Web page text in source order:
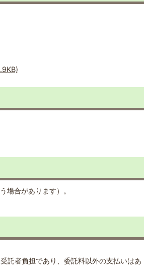
場合があります）。
託者負担であり、委託料以外の支払いはあ